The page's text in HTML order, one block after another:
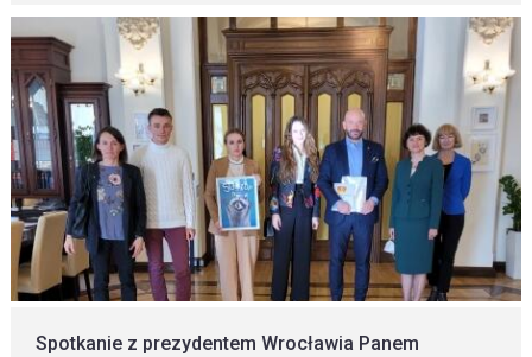
Spotkanie z prezydentem Wrocławia Panem